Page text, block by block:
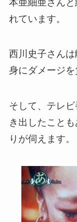
本亜細亜さん
れています。
西川史子さん
身にダメージを
そして、テレ
き出したこと
りが伺えます。